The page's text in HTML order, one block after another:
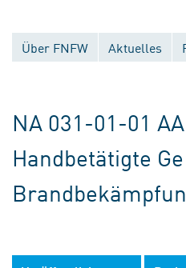
Über FNFW Aktuelles
NA 031-01-01 AA
Handbetätigte